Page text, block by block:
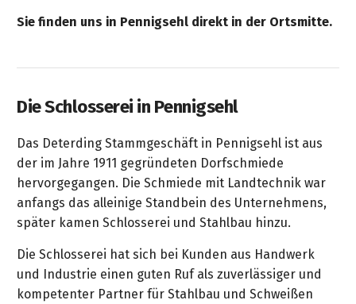
Sie finden uns in Pennigsehl direkt in der Ortsmitte.
Die Schlosserei in Pennigsehl
Das Deterding Stammgeschäft in Pennigsehl ist aus
der im Jahre 1911 gegründeten Dorfschmiede
hervorgegangen. Die Schmiede mit Landtechnik war
anfangs das alleinige Standbein des Unternehmens,
später kamen Schlosserei und Stahlbau hinzu.
Die Schlosserei hat sich bei Kunden aus Handwerk
und Industrie einen guten Ruf als zuverlässiger und
kompetenter Partner für Stahlbau und Schweißen